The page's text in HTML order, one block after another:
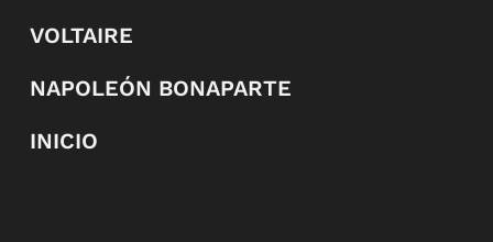
VOLTAIRE
NAPOLEÓN BONAPARTE
INICIO